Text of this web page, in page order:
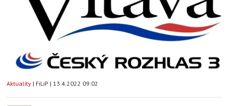
Aktuality | FiLiP | 13.4.2022 09:02